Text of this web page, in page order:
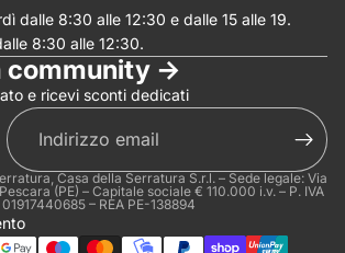
dalle 8:30 alle 12:30 e dalle 15 alle 19.
8:30 alle 12:30.
community ->
e ricevi sconti dedicati
, Casa della Serratura S.r.l. – Sede legale: Via
(PE) – Capitale sociale € 110.000 i.v. – P. IVA
01917440685 – REA PE-138894